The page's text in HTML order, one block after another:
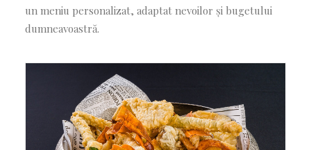
un meniu personalizat, adaptat nevoilor și bugetului
dumneavoastră.